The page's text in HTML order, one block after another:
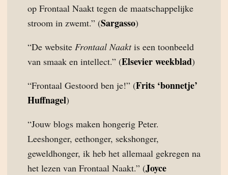
op Frontaal Naakt tegen de maatschappelijke
stroom in zwemt.” (Sargasso)
“De website Frontaal Naaktis een toonbeeld
van smaak en intellect.” (Elsevier weekblad)
“Frontaal Gestoord ben je!” (Frits ‘bonnetje’
Huffnagel)
“Jouw blogs maken hongerig Peter.
Leeshonger, eethonger, sekshonger,
geweldhonger, ik heb het allemaal gekregen na
het lezen van Frontaal Naakt.” (Joyce